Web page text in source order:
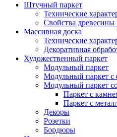
Штучный паркет
Технические
Свойства древесины
Массивная доска
Технические
Декоративная
Художественный паркет
Модульный паркет
Модульный паркет
Модульный паркет
Паркет с
Паркет с
Декоры
Розетки
Бордюры